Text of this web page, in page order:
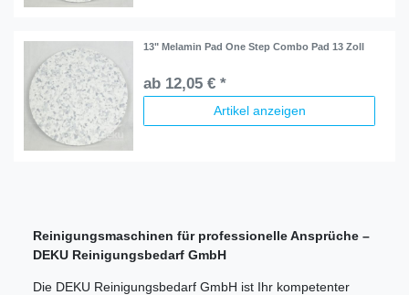
13" Melamin Pad One Step Combo Pad 13 Zoll
ab 12,05 € *
Artikel anzeigen
Reinigungsmaschinen für professionelle Ansprüche –
DEKU Reinigungsbedarf GmbH
Die DEKU Reinigungsbedarf GmbH ist Ihr kompetenter